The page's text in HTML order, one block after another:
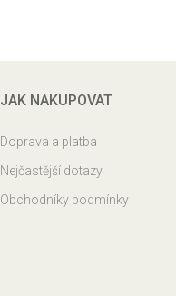
JAK NAKUPOVAT
Doprava a platba
Nejčastější dotazy
Obchodníky podmínky